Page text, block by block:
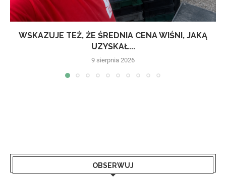
WSKAZUJE TEŻ, ŻE ŚREDNIA CENA WIŚNI, JAKĄ
UZYSKAŁ...
9 sierpnia 2026
OBSERWUJ